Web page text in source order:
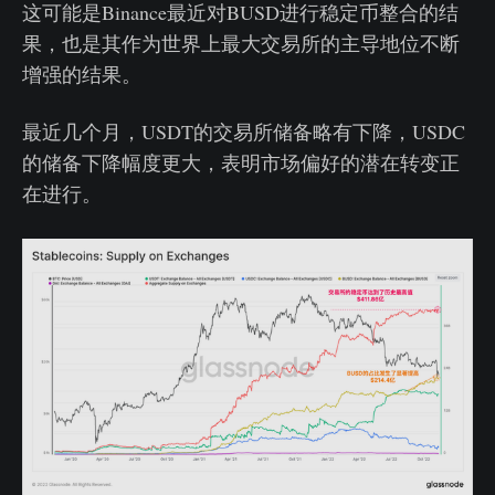
这可能是Binance最近对BUSD进行稳定币整合的结
果，也是其作为世界上最大交易所的主导地位不断
增强的结果。
最近几个月，USDT的交易所储备略有下降，USDC
的储备下降幅度更大，表明市场偏好的潜在转变正
在进行。